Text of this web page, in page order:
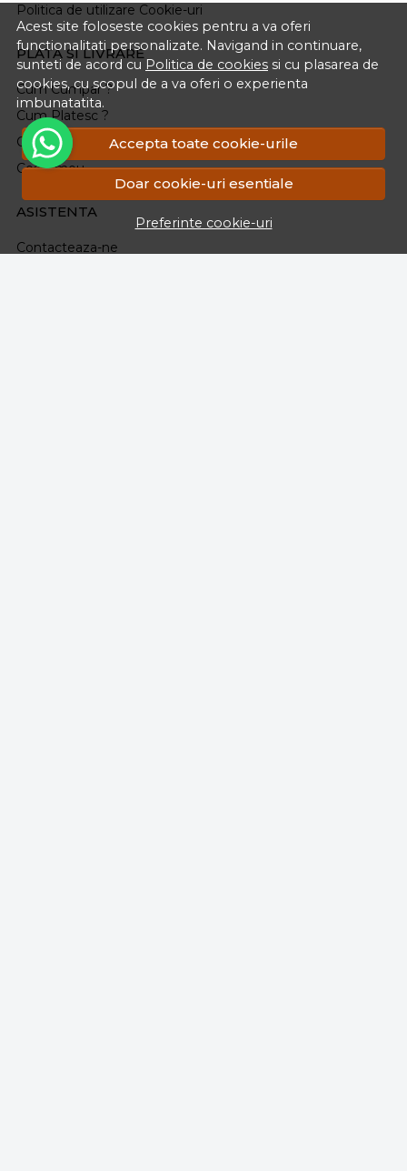
Acest site foloseste cookies pentru a va oferi
functionalitati personalizate. Navigand in continuare,
sunteti de acord cu Politica de cookies si cu plasarea de
cookies, cu scopul de a va oferi o experienta
imbunatatita.
Accepta toate cookie-urile
Doar cookie-uri esentiale
Preferinte cookie-uri
Politica de utilizare Cookie-uri
PLATA SI LIVRARE
Cum Cumpar ?
Cum Platesc ?
Cum Se Livreaza ?
Cosul meu
ASISTENTA
Contacteaza-ne